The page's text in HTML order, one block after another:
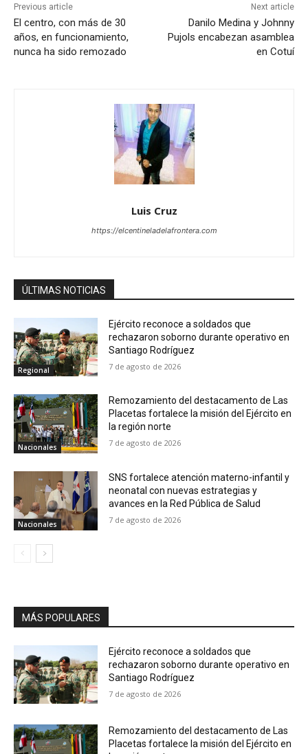
Previous article
El centro, con más de 30
años, en funcionamiento,
nunca ha sido remozado
Next article
Danilo Medina y Johnny
Pujols encabezan asamblea
en Cotuí
Luis Cruz
https://elcentineladelafrontera.com
ÚLTIMAS NOTICIAS
Regional
Ejército reconoce a soldados que
rechazaron soborno durante operativo en
Santiago Rodríguez
7 de agosto de 2026
Nacionales
Remozamiento del destacamento de Las
Placetas fortalece la misión del Ejército en
la región norte
7 de agosto de 2026
Nacionales
SNS fortalece atención materno-infantil y
neonatal con nuevas estrategias y
avances en la Red Pública de Salud
7 de agosto de 2026
MÁS POPULARES
Ejército reconoce a soldados que
rechazaron soborno durante operativo en
Santiago Rodríguez
7 de agosto de 2026
Remozamiento del destacamento de Las
Placetas fortalece la misión del Ejército en